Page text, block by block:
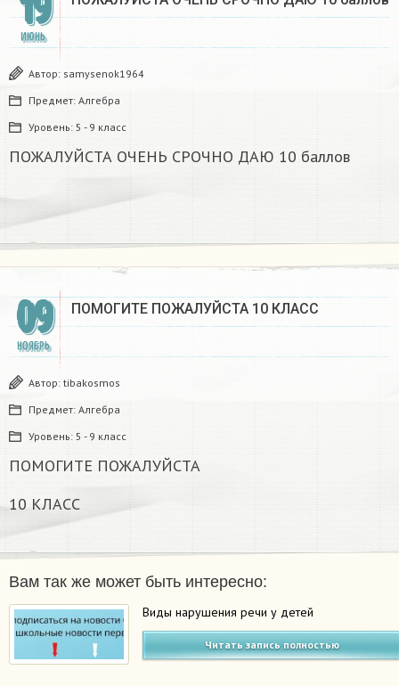
ИЮНЬ
Автор: samysenok1964
Предмет: Алгебра
Уровень: 5 - 9 класс
ПОЖАЛУЙСТА ОЧЕНЬ СРОЧНО ДАЮ 10 баллов
09
НОЯБРЬ
ПОМОГИТЕ ПОЖАЛУЙСТА 10 КЛАСС
Автор: tibakosmos
Предмет: Алгебра
Уровень: 5 - 9 класс
ПОМОГИТЕ ПОЖАЛУЙСТА
10 КЛАСС
Вам так же может быть интересно:
Виды нарушения речи у детей
Читать запись полностью